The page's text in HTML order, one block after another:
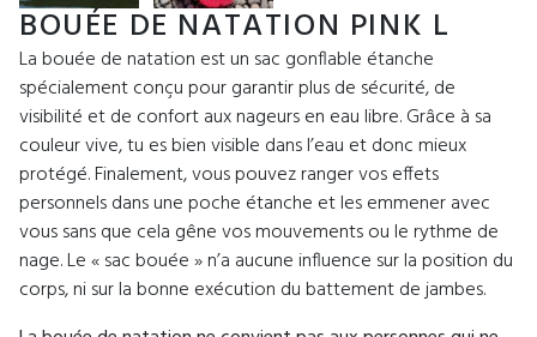
BOUÉE DE NATATION PINK L
La bouée de natation est un sac gonflable étanche
spécialement conçu pour garantir plus de sécurité, de
visibilité et de confort aux nageurs en eau libre. Grâce à sa
couleur vive, tu es bien visible dans l’eau et donc mieux
protégé. Finalement, vous pouvez ranger vos effets
personnels dans une poche étanche et les emmener avec
vous sans que cela gêne vos mouvements ou le rythme de
nage. Le « sac bouée » n’a aucune influence sur la position du
corps, ni sur la bonne exécution du battement de jambes.